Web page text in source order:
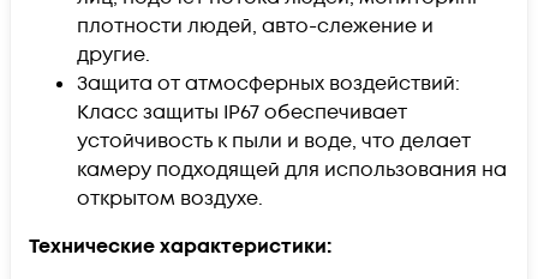
плотности людей, авто-слежение и
другие.
Защита от атмосферных воздействий:
Класс защиты IP67 обеспечивает
устойчивость к пыли и воде, что делает
камеру подходящей для использования на
открытом воздухе.
Технические характеристики: